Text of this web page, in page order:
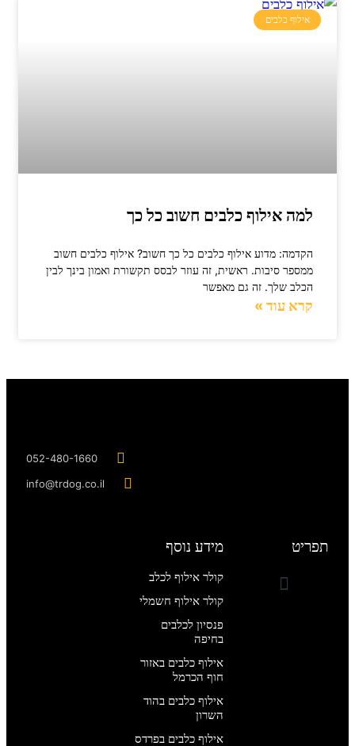
אילוף כלבים
למה אילוף כלבים חשוב כל כך
הקדמה: מדוע אילוף כלבים כל כך חשוב? אילוף כלבים חשוב
ממספר סיבות. ראשית, זה עוזר לבסס תקשורת ואמון בינך לבין
הכלב שלך. זה גם מאפשר
קרא עוד »
052-480-1660
info@trdog.co.il
תפריט מידע נוסף
קולר אילוף לכלב
קולר אילוף חשמלי
פנסיון לכלבים
בחיפה
אילוף כלבים באזור
חוף הכרמל
אילוף כלבים בהוד
השרון
אילוף כלבים בפרדס